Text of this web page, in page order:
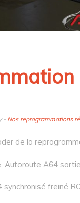
- Nos reprogrammations
de la
Autoroute A64 sortie
synchronisé freiné